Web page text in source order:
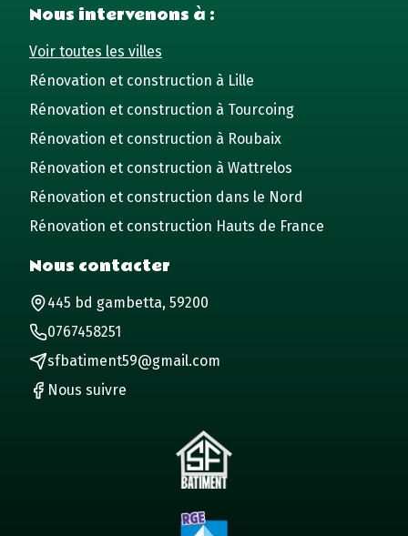
Nous intervenons à :
Voir toutes les villes
Rénovation et construction à Lille
Rénovation et construction à Tourcoing
Rénovation et construction à Roubaix
Rénovation et construction à Wattrelos
Rénovation et construction dans le Nord
Rénovation et construction Hauts de France
Nous contacter
445 bd gambetta, 59200
0767458251
sfbatiment59@gmail.com
Nous suivre